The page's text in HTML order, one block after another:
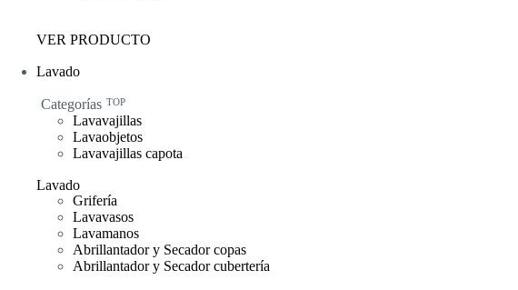
VER PRODUCTO
Lavado
Categorías TOP
Lavavajillas
Lavaobjetos
Lavavajillas capota
Lavado
Grifería
Lavavasos
Lavamanos
Abrillantador y Secador copas
Abrillantador y Secador cubertería